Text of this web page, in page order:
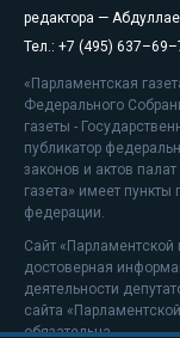
редактора —
Тел.: +7 (495)
«Парламентская
Федерального
газеты -
публикатор
законов и актов
газета» имеет пункты
федерации.
Сайт «Парламентской
достоверная
деятельности
сайта
обязательна.